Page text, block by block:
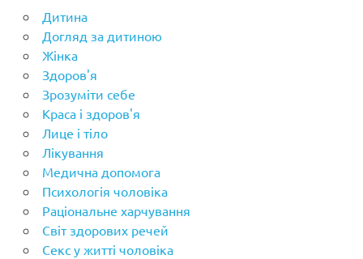
Дитина
Догляд за дитиною
Жінка
Здоров'я
Зрозуміти себе
Краса і здоров'я
Лице і тіло
Лікування
Медична допомога
Психологія чоловіка
Раціональне харчування
Світ здорових речей
Секс у житті чоловіка